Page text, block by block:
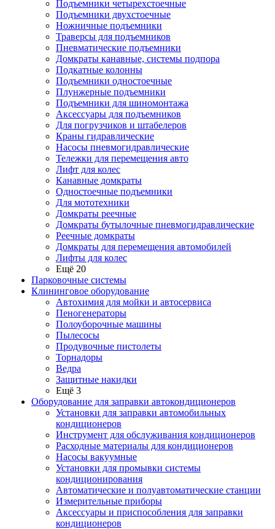
Подъемники четырехстоечные
Подъемники двухстоечные
Ножничные подъемники
Траверсы для подъемников
Пневматические подъемники
Домкраты канавные, системы подпора
Подкатные колонны
Подъемники одностоечные
Плунжерные подъемники
Подъемники для шиномонтажа
Аксессуары для подъемников
Для погрузчиков и штабелеров
Краны гидравлические
Насосы пневмогидравлические
Тележки для перемещения авто
Лифт для колес
Канавные домкраты
Одностоечные подъемники
Для мототехники
Домкраты реечные
Домкраты бутылочные пневмогидравлические
Реечные домкраты
Домкраты для перемещения автомобилей
Лифты для колес
Ещё 20
Парковочные системы
Клининговое оборудование
Автохимия для мойки и автосервиса
Пеногенераторы
Полоуборочные машины
Пылесосы
Продувочные пистолеты
Торнадоры
Ведра
Защитные накидки
Ещё 3
Оборудование для заправки автокондиционеров
Установки для заправки автомобильных
кондиционеров
Инструмент для обслуживания кондиционеров
Расходные материалы для кондиционеров
Насосы вакуумные
Установки для промывки системы
кондиционирования
Автоматические и полуавтоматические станции
Измерительные приборы
Аксессуары и приспособления для заправки
кондиционеров